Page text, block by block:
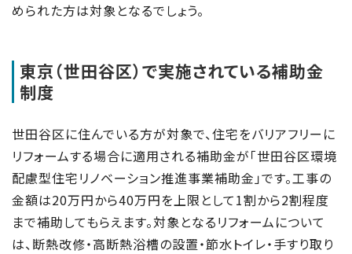
められた方は対象となるでしょう。
東京（世田谷区）で実施されている補助金
制度
世田谷区に住んでいる方が対象で、住宅をバリアフリーに
リフォームする場合に適用される補助金が「世田谷区環境
配慮型住宅リノベーション推進事業補助金」です。工事の
金額は20万円から40万円を上限として1割から2割程度
まで補助してもらえます。対象となるリフォームについて
は、断熱改修・高断熱浴槽の設置・節水トイレ・手すり取り